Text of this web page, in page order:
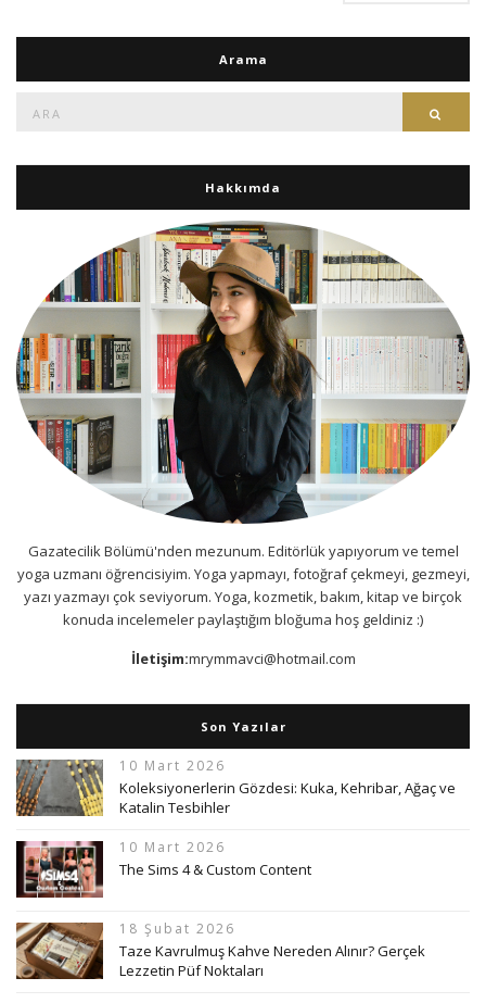
Arama
Hakkımda
Gazatecilik Bölümü'nden mezunum. Editörlük yapıyorum ve temel
yoga uzmanı öğrencisiyim. Yoga yapmayı, fotoğraf çekmeyi, gezmeyi,
yazı yazmayı çok seviyorum. Yoga, kozmetik, bakım, kitap ve birçok
konuda incelemeler paylaştığım bloğuma hoş geldiniz :)
İletişim:mrymmavci@hotmail.com
Son Yazılar
10 Mart 2026
Koleksiyonerlerin Gözdesi: Kuka, Kehribar, Ağaç ve
Katalin Tesbihler
10 Mart 2026
The Sims 4 & Custom Content
18 Şubat 2026
Taze Kavrulmuş Kahve Nereden Alınır? Gerçek
Lezzetin Püf Noktaları